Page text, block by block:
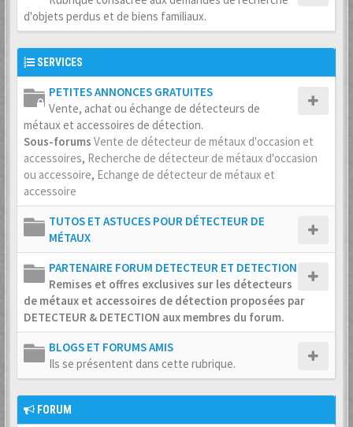
d'objets perdus et de biens familiaux.
SERVICES
PETITES ANNONCES GRATUITES
Vente, achat ou échange de détecteurs de
métaux et accessoires de détection.
Sous-forums Vente de détecteur de métaux d'occasion et
accessoires, Recherche de détecteur de métaux d'occasion
ou accessoire, Echange de détecteur de métaux et
accessoire
TUTOS ET ASTUCES POUR DÉTECTEUR DE
MÉTAUX
PARTENAIRE FORUM DETECTEUR ET DETECTION
Remises et offres exclusives sur les détecteurs
de métaux et accessoires de détection proposées par
DETECTEUR & DETECTION aux membres du forum.
BLOGS ET FORUMS AMIS
Ils se présentent dans cette rubrique.
FORUM